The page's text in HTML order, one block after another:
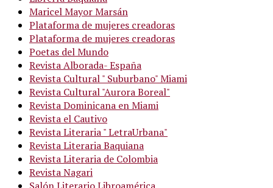
Maricel Mayor Marsán
Plataforma de mujeres creadoras
Plataforma de mujeres creadoras
Poetas del Mundo
Revista Alborada- España
Revista Cultural " Suburbano" Miami
Revista Cultural "Aurora Boreal"
Revista Dominicana en Miami
Revista el Cautivo
Revista Literaria " LetraUrbana"
Revista Literaria Baquiana
Revista Literaria de Colombia
Revista Nagari